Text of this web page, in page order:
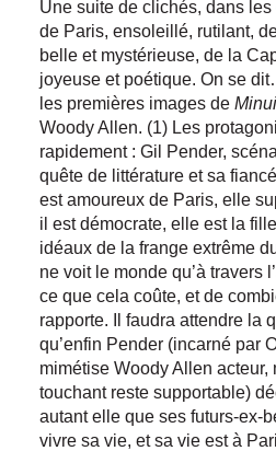
Une suite de clichés, dans
de Paris, ensoleillé, rutilant,
belle et mystérieuse, de la
joyeuse et poétique. On se
les premières images de
Woody Allen. (1) Les
rapidement : Gil Pender,
quête de littérature et sa
est amoureux de Paris, elle
il est démocrate, elle est la
idéaux de la frange extrême
ne voit le monde qu’à travers
ce que cela coûte, et de
rapporte. Il faudra attendre la
qu’enfin Pender (incarné par
mimétise Woody Allen acteur,
touchant reste supportable)
autant elle que ses futurs-ex-
vivre sa vie, et sa vie est à